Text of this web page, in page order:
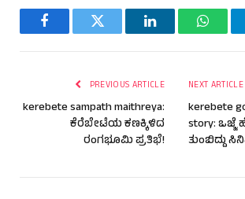
FacebookTwitter LinkedIn
PREVIOUS ARTICLE
kerebete sampath maithreya:
ಕೆರೆಬೇಟೆಯ ಕಣಕ್ಕಿಳಿದ
ರಂಗಭೂಮಿ ಪ್ರತಿಭೆ!
NEXT ARTICLE
kerebete
story: ಒಜ್ಜೆ
ತುಂಬಿದ್ದು